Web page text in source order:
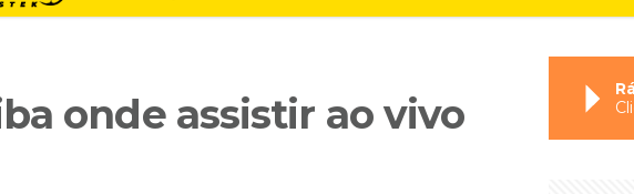
onde assistir ao vivo